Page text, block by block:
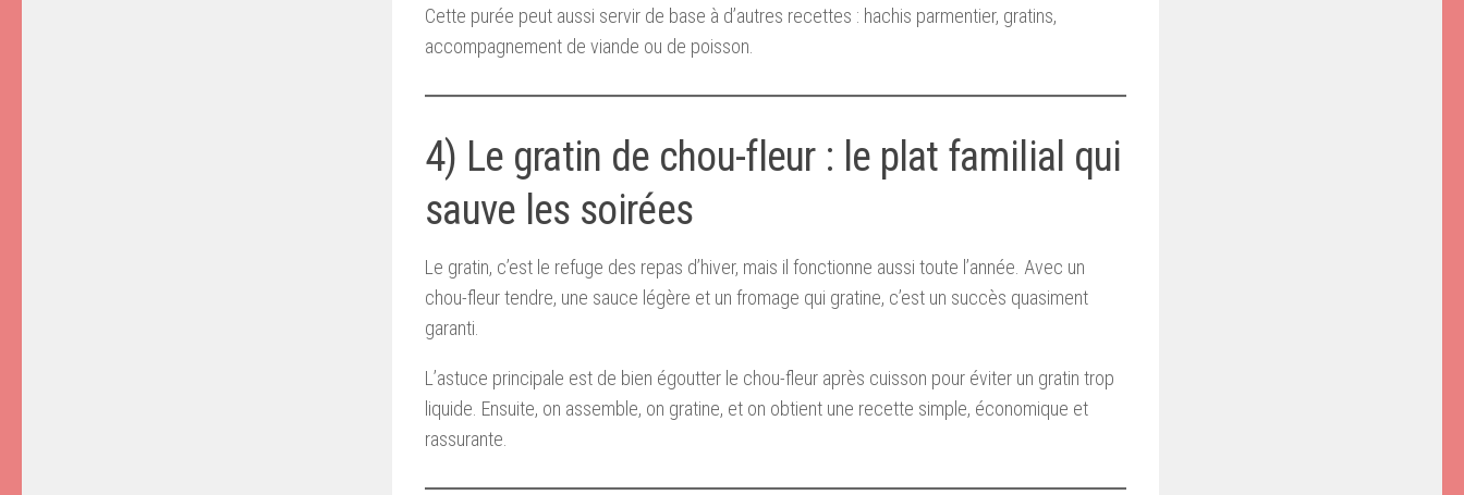
Cette purée peut aussi servir de base à d’autres recettes : hachis parmentier, gratins,
accompagnement de viande ou de poisson.
4) Le gratin de chou-fleur : le plat familial qui
sauve les soirées
Le gratin, c’est le refuge des repas d’hiver, mais il fonctionne aussi toute l’année. Avec un
chou-fleur tendre, une sauce légère et un fromage qui gratine, c’est un succès quasiment
garanti.
L’astuce principale est de bien égoutter le chou-fleur après cuisson pour éviter un gratin trop
liquide. Ensuite, on assemble, on gratine, et on obtient une recette simple, économique et
rassurante.